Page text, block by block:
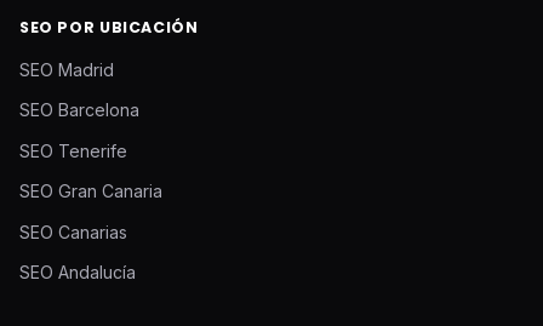
SEO POR UBICACIÓN
SEO Madrid
SEO Barcelona
SEO Tenerife
SEO Gran Canaria
SEO Canarias
SEO Andalucía